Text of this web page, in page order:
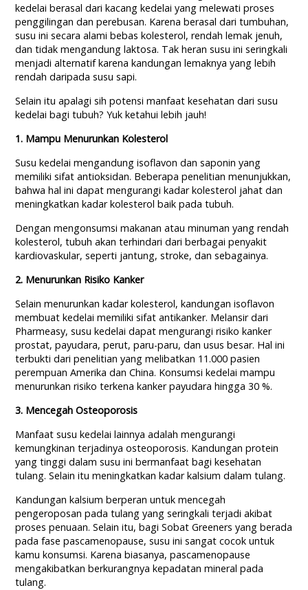
kedelai berasal dari kacang kedelai yang melewati proses
penggilingan dan perebusan. Karena berasal dari tumbuhan,
susu ini secara alami bebas kolesterol, rendah lemak jenuh,
dan tidak mengandung laktosa. Tak heran susu ini seringkali
menjadi alternatif karena kandungan lemaknya yang lebih
rendah daripada susu sapi.
Selain itu apalagi sih potensi manfaat kesehatan dari susu
kedelai bagi tubuh? Yuk ketahui lebih jauh!
1. Mampu Menurunkan Kolesterol
Susu kedelai mengandung isoflavon dan saponin yang
memiliki sifat antioksidan. Beberapa penelitian menunjukkan,
bahwa hal ini dapat mengurangi kadar kolesterol jahat dan
meningkatkan kadar kolesterol baik pada tubuh.
Dengan mengonsumsi makanan atau minuman yang rendah
kolesterol, tubuh akan terhindari dari berbagai penyakit
kardiovaskular, seperti jantung, stroke, dan sebagainya.
2. Menurunkan Risiko Kanker
Selain menurunkan kadar kolesterol, kandungan isoflavon
membuat kedelai memiliki sifat antikanker. Melansir dari
Pharmeasy, susu kedelai dapat mengurangi risiko kanker
prostat, payudara, perut, paru-paru, dan usus besar. Hal ini
terbukti dari penelitian yang melibatkan 11.000 pasien
perempuan Amerika dan China. Konsumsi kedelai mampu
menurunkan risiko terkena kanker payudara hingga 30 %.
3. Mencegah Osteoporosis
Manfaat susu kedelai lainnya adalah mengurangi
kemungkinan terjadinya osteoporosis. Kandungan protein
yang tinggi dalam susu ini bermanfaat bagi kesehatan
tulang. Selain itu meningkatkan kadar kalsium dalam tulang.
Kandungan kalsium berperan untuk mencegah
pengeroposan pada tulang yang seringkali terjadi akibat
proses penuaan. Selain itu, bagi Sobat Greeners yang berada
pada fase pascamenopause, susu ini sangat cocok untuk
kamu konsumsi. Karena biasanya, pascamenopause
mengakibatkan berkurangnya kepadatan mineral pada
tulang.